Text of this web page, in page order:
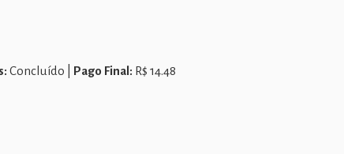
Concluído | Pago Final: R$ 14.48